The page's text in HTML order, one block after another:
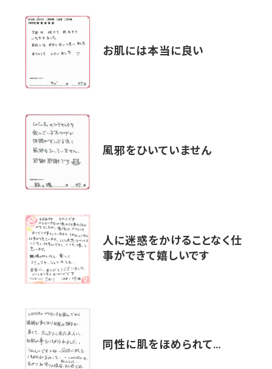
お肌には本当に良い
風邪をひいていません
人に迷惑をかけることなく仕
事ができて嬉しいです
同性に肌をほめられて…